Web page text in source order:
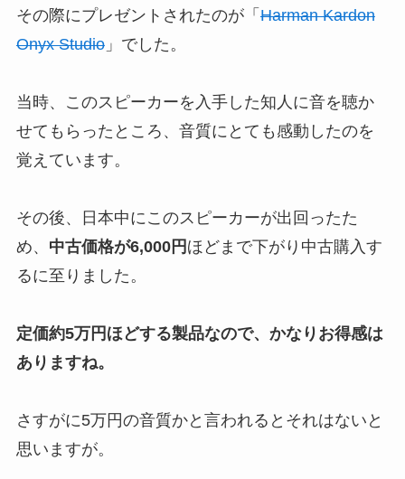
その際にプレゼントされたのが「 Harman Kardon
Onyx Studio」でした。
当時、このスピーカーを入手した知人に音を聴か
せてもらったところ、音質にとても感動したのを
覚えています。
その後、日本中にこのスピーカーが出回ったた
め、 中古価格が6,000円 ほどまで下がり中古購入す
るに至りました。
定価約5万円ほどする製品なので、かなりお得感は
ありますね。
さすがに5万円の音質かと言われるとそれはないと
思いますが。